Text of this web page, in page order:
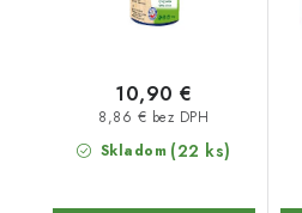
Skladom (22 ks)
8,86 € bez DPH
10,90 €